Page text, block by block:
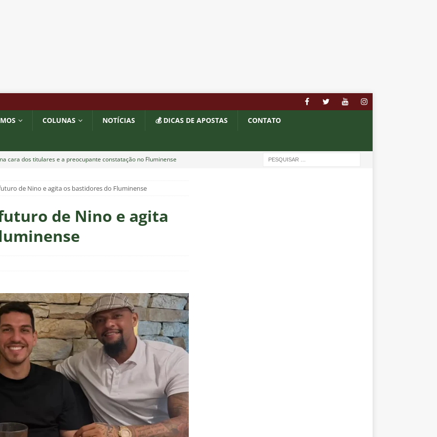
COLUNAS NOTÍCIAS 💰 DICAS DE APOSTAS CONTATO
cara dos titulares e a preocupante constatação no Fluminense
Atuação honesta no clássico premia Fluminense, mas deixa
valoriza atuação do Fluminense em empate com o Botafogo
Veja os melhores momentos do empate entre Botafogo e
atuações: Botafogo 1 x 1 Fluminense – Brasileirão 2026
2026: Fluminense busca empate com o Botafogo
NOTÍCIAS
X Fluminense — 22ª rodada do Brasileirão 2026: Palpites, Odds e
mudanças, Fluminense anuncia escalação para o clássico
de Nino e agita os bastidores do Fluminense
de Nino e agita